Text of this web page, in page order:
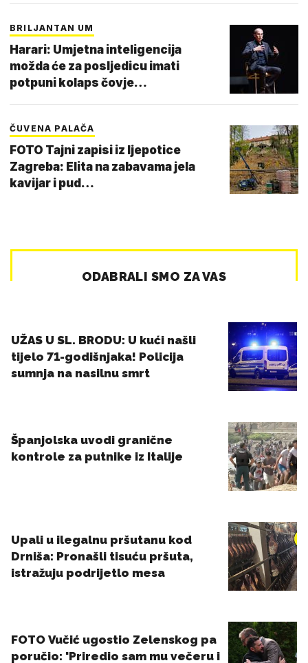
BRILJANTAN UM
Harari: Umjetna inteligencija
možda će za posljedicu imati
potpuni kolaps čovje…
ČUVENA PALAČA
FOTO Tajni zapisi iz ljepotice
Zagreba: Elita na zabavama jela
kavijar i pud…